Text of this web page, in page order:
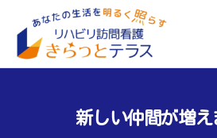
ハ
リ
生
活
新しい仲間が増え